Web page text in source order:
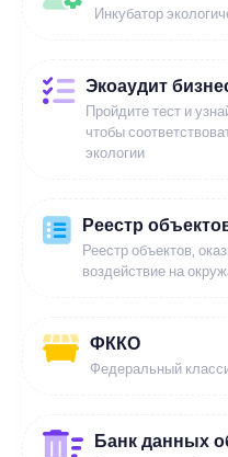
Инкубатор
Экоаудит
Пройдите тест и
чтобы
экологии
Реестр
Реестр объектов,
воздействие на
ФККО
Федеральный
Банк данных